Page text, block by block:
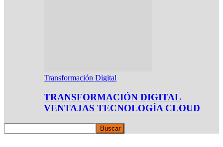
Transformación Digital
TRANSFORMACIÓN DIGITAL
VENTAJAS TECNOLOGÍA CLOUD